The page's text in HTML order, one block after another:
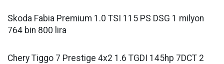
Skoda Fabia Premium 1.0 TSI 115 PS DSG 1 milyon
764 bin 800 lira
Chery Tiggo 7 Prestige 4x2 1.6 TGDI 145hp 7DCT 2